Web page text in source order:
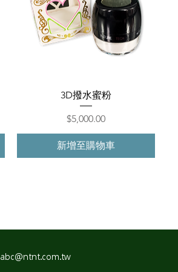
快速瀏覽
3D撥水蜜粉
價格
$5,000.00
新增至購物車
abc@ntnt.com.tw